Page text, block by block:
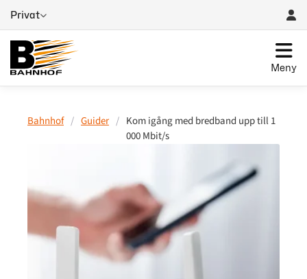
Privat
Meny
Bahnhof / Guider / Kom igång med bredband upp till 1
000 Mbit/s